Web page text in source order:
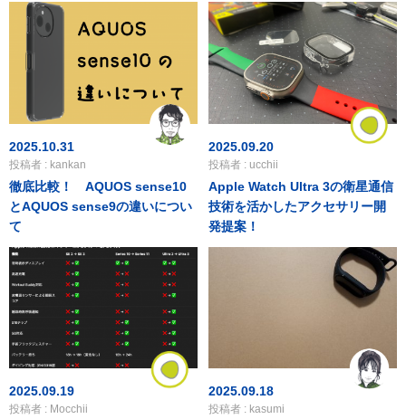
2025.10.31
投稿者 : kankan
徹底比較！ AQUOS sense10
とAQUOS sense9の違いについ
て
2025.09.20
投稿者 : ucchii
Apple Watch Ultra 3の衛星通信
技術を活かしたアクセサリー開
発提案！
2025.09.19
投稿者 : Mocchii
2025.09.18
投稿者 : kasumi